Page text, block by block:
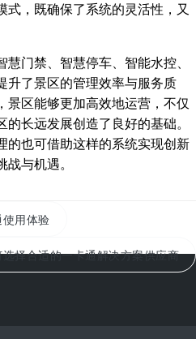
式，既确保了系统的灵活性，又
门禁、智慧停车、智能水控、
升了景区的管理效率与服务质
景区能够更加高效地运营，不仅
长远发展创造了良好的基础。
的也可借助这样的系统实现创新
与机遇。
用体验
择合适的一卡通解决方案供应商